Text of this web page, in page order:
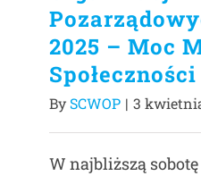
2025 – Moc
Społeczności
BySCWOP | 3
W najbliższą